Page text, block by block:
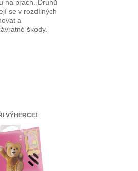
na prach. Druhů
se v rozdílných
a
škody.
VÝHERCE!